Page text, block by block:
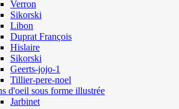
Verron
Sikorski
Libon
Duprat François
Hislaire
Sikorski
Geerts-jojo-1
Tillier-pere-noel
d'oeil sous forme illustrée
Jarbinet